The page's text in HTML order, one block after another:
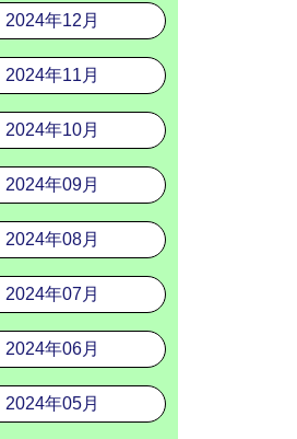
2024年12月
2024年11月
2024年10月
2024年09月
2024年08月
2024年07月
2024年06月
2024年05月